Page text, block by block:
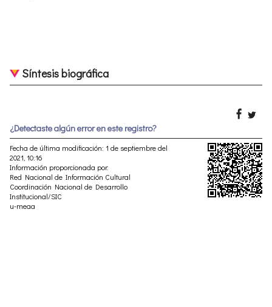
Síntesis biográfica
¿Detectaste algún error en este registro?
Fecha de última modificación: 1 de septiembre del
2021, 10:16
Información proporcionada por:
Red Nacional de Información Cultural
Coordinación Nacional de Desarrollo
Institucional/SIC
u-meaa